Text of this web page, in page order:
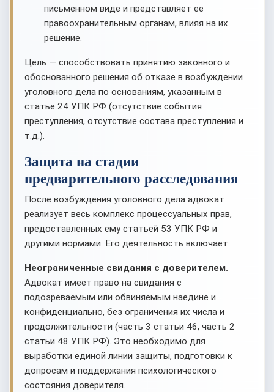
письменном виде и представляет ее
правоохранительным органам, влияя на их
решение.
Цель — способствовать принятию законного и
обоснованного решения об отказе в возбуждении
уголовного дела по основаниям, указанным в
статье 24 УПК РФ (отсутствие события
преступления, отсутствие состава преступления и
т.д.).
Защита на стадии
предварительного расследования
После возбуждения уголовного дела адвокат
реализует весь комплекс процессуальных прав,
предоставленных ему статьей 53 УПК РФ и
другими нормами. Его деятельность включает:
Неограниченные свидания с доверителем.
Адвокат имеет право на свидания с
подозреваемым или обвиняемым наедине и
конфиденциально, без ограничения их числа и
продолжительности (часть 3 статьи 46, часть 2
статьи 48 УПК РФ). Это необходимо для
выработки единой линии защиты, подготовки к
допросам и поддержания психологического
состояния доверителя.